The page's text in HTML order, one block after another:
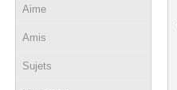
Aime
Amis
Sujets